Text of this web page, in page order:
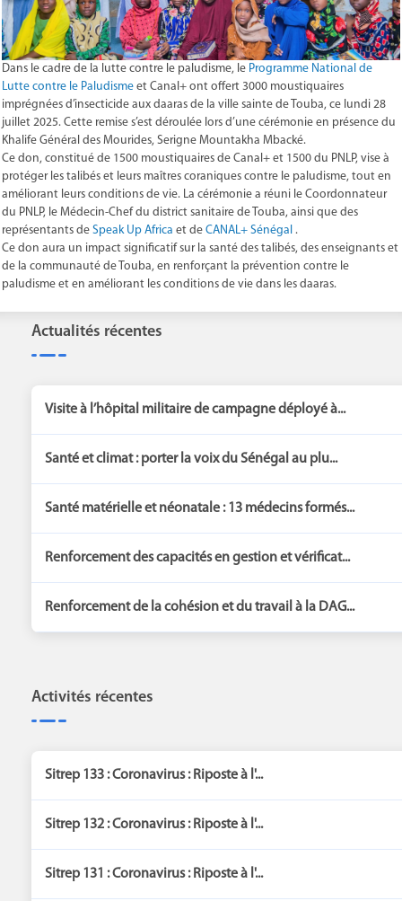
Dans le cadre de la lutte contre le paludisme, le Programme National de
Lutte contre le Paludisme et Canal+ ont offert 3000 moustiquaires
imprégnées d’insecticide aux daaras de la ville sainte de Touba, ce lundi 28
juillet 2025. Cette remise s’est déroulée lors d’une cérémonie en présence du
Khalife Général des Mourides, Serigne Mountakha Mbacké.
Ce don, constitué de 1500 moustiquaires de Canal+ et 1500 du PNLP, vise à
protéger les talibés et leurs maîtres coraniques contre le paludisme, tout en
améliorant leurs conditions de vie. La cérémonie a réuni le Coordonnateur
du PNLP, le Médecin-Chef du district sanitaire de Touba, ainsi que des
représentants de Speak Up Africa et de CANAL+ Sénégal .
Ce don aura un impact significatif sur la santé des talibés, des enseignants et
de la communauté de Touba, en renforçant la prévention contre le
paludisme et en améliorant les conditions de vie dans les daaras.
Actualités récentes
Visite à l’hôpital militaire de campagne déployé à...
Santé et climat : porter la voix du Sénégal au plu...
Santé matérielle et néonatale : 13 médecins formés...
Renforcement des capacités en gestion et vérificat...
Renforcement de la cohésion et du travail à la DAG...
Activités récentes
Sitrep 133 : Coronavirus : Riposte à l'...
Sitrep 132 : Coronavirus : Riposte à l'...
Sitrep 131 : Coronavirus : Riposte à l'...